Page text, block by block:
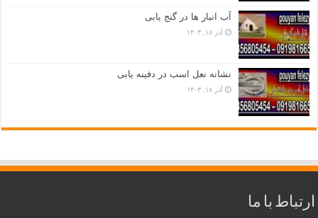
آب انبار ها در گنج یابی
آذر ۱۸, ۱۴۰۳
نشانه نعل اسب در دفینه یابی
آذر ۱۸, ۱۴۰۳
ارتباط با ما